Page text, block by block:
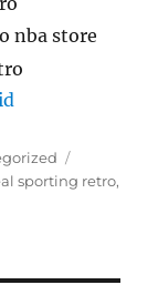
sporting retro,